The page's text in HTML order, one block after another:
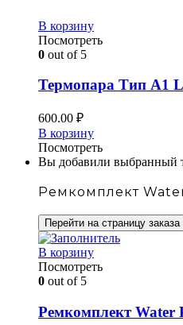
В корзину
Посмотреть
0 out of 5
Термопара Тип А1
600.00 ₽
В корзину
Посмотреть
Вы добавили выбранный
Ремкомплект
Перейти на страницу заказа
В корзину
Посмотреть
0 out of 5
Ремкомплект Water